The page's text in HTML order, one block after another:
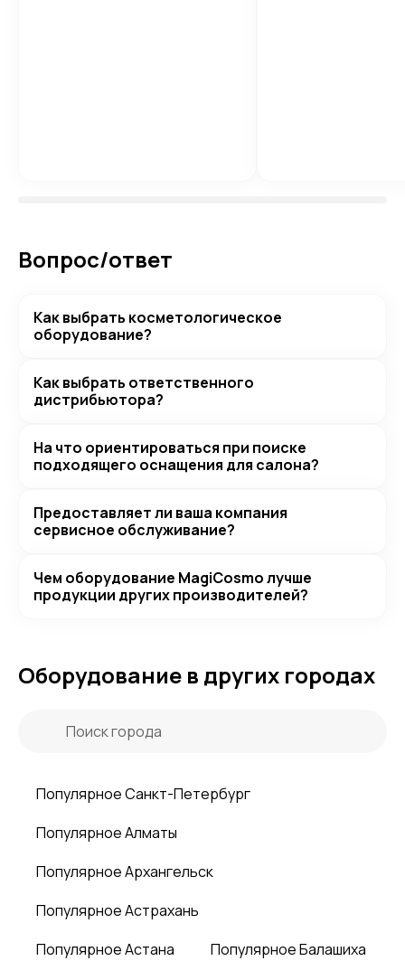
Вопрос/ответ
Как выбрать косметологическое
оборудование?
Как выбрать ответственного
дистрибьютора?
На что ориентироваться при поиске
подходящего оснащения для салона?
Предоставляет ли ваша компания
сервисное обслуживание?
Чем оборудование MagiCosmo лучше
продукции других производителей?
Оборудование в других городах
Популярное Санкт-Петербург
Популярное Алматы
Популярное Архангельск
Популярное Астрахань
Популярное Астана
Популярное Балашиха